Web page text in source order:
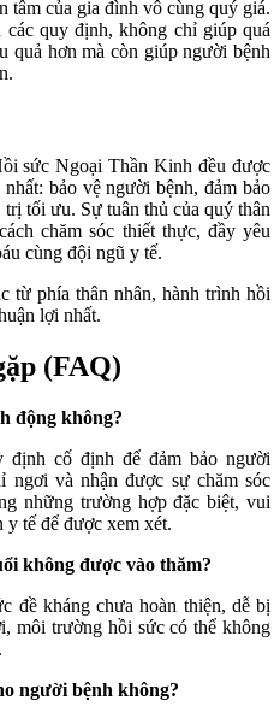
tâm của gia đình vô cùng quý giá.
quy định, không chỉ giúp quá
quả hơn mà còn giúp người bệnh
sức Ngoại Thần Kinh đều được
bảo vệ người bệnh, đảm bảo
tối ưu. Sự tuân thủ của quý thân
chăm sóc thiết thực, đầy yêu
cùng đội ngũ y tế.
từ phía thân nhân, hành trình hồi
lợi nhất.
(FAQ)
động không?
định cố định để đảm bảo người
ngơi và nhận được sự chăm sóc
những trường hợp đặc biệt, vui
tế để được xem xét.
không được vào thăm?
đề kháng chưa hoàn thiện, dễ bị
môi trường hồi sức có thể không
người bệnh không?